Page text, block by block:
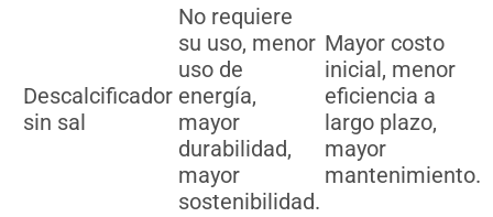
Descalcificador
sin sal
No requiere
su uso, menor
uso de
energía,
mayor
durabilidad,
mayor
sostenibilidad.
Mayor costo
inicial, menor
eficiencia a
largo plazo,
mayor
mantenimiento.